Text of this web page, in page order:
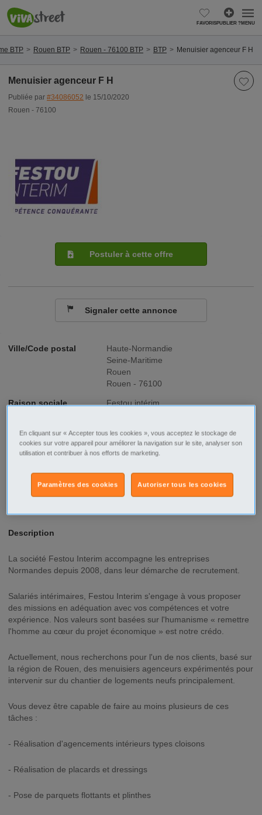
FAVORISPUBLIER ?MENU
BTP Rouen BTP Rouen - 76100 BTP BTP Menuisier agenceur F H
Menuisier agenceur F H
Publiée par #34086052 le 15/10/2020
Rouen - 76100
Ville/Code postal
Haute-Normandie
Seine-Maritime
Rouen
Rouen - 76100
Raison sociale Festou intérim
Fonction BTP
Type de contrat Intérim
Type d'emploi Temps plein
Description
La société Festou Interim accompagne les entreprises
Normandes depuis 2008, dans leur démarche de recrutement.
Salariés intérimaires, Festou Interim s'engage à vous proposer
des missions en adéquation avec vos compétences et votre
expérience. Nos valeurs sont basées sur l'humanisme « remettre
l'homme au cœur du projet économique » est notre crédo.
Actuellement, nous recherchons pour l'un de nos clients, basé sur
la région de Rouen, des menuisiers agenceurs expérimentés pour
intervenir sur du chantier de logements neufs principalement.
Vous devez être capable de faire au moins plusieurs de ces
tâches :
- Réalisation d'agencements intérieurs types cloisons
- Réalisation de placards et dressings
- Pose de parquets flottants et plinthes
Postuler à cette offre
Signaler cette annonce
En cliquant sur « Accepter tous les cookies », vous acceptez le stockage de
cookies sur votre appareil pour améliorer la navigation sur le site, analyser son
utilisation et contribuer à nos efforts de marketing.
Autoriser tous les cookies
Paramètres des cookies